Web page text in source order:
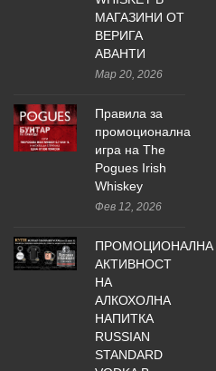
МАГАЗИНИ ОТ
ВЕРИГА
АВАНТИ
Мар 20, 2026
Правила за
промоционална
игра на The
Pogues Irish
Whiskey
Фев 12, 2026
ПРОМОЦИОНАЛНА
АКТИВНОСТ
НА
АЛКОХОЛНА
НАПИТКА
RUSSIAN
STANDARD